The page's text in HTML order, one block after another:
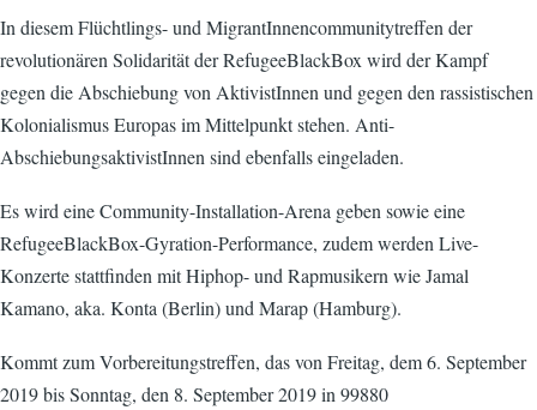
In diesem Flüchtlings- und MigrantInnencommunitytreffen der
revolutionären Solidarität der RefugeeBlackBox wird der Kampf
gegen die Abschiebung von AktivistInnen und gegen den rassistischen
Kolonialismus Europas im Mittelpunkt stehen. Anti-
AbschiebungsaktivistInnen sind ebenfalls eingeladen.
Es wird eine Community-Installation-Arena geben sowie eine
RefugeeBlackBox-Gyration-Performance, zudem werden Live-
Konzerte stattfinden mit Hiphop- und Rapmusikern wie Jamal
Kamano, aka. Konta (Berlin) und Marap (Hamburg).
Kommt zum Vorbereitungstreffen, das von Freitag, dem 6. September
2019 bis Sonntag, den 8. September 2019 in 99880